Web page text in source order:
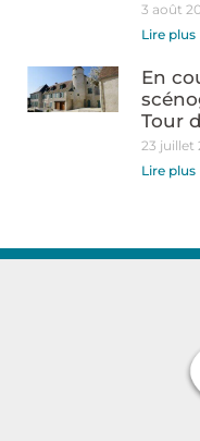
3 août
Lire plus
En
Tour
23 juillet
Lire plus